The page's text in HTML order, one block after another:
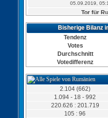
05.09.2019,
Tor für
05.09.2019,
Tor für
Torschütze:
05.09.2019,
Tor für
Torschütze:
Tor für
Torschütze:
04.09.2019,
Tor für
Torschütze:
04.09.2019,
Bisherige Bilanz
Tendenz
Votes
Durchschnitt
Votedifferenz
2.104 (662)
1.094 - 18 - 992
220.626 : 201.719
105 : 96